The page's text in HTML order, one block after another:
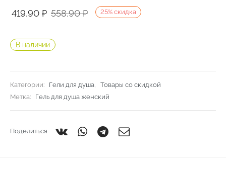
25% скидка
558,90₽
Первоначальная
составляла
419,90 ₽
Текущая
419,90 ₽.
В наличии
Категории: Гели для душа,
Товары со скидкой
Метка:
Гель для душа женский
Поделиться